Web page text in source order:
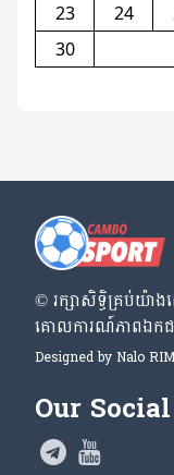
23
24
30
© រក្សា​សិទ្ធិ​គ្រប់​យ៉ា
គោលការណ៍​ភាព​ឯ
Designed by Nalo RIM
Our